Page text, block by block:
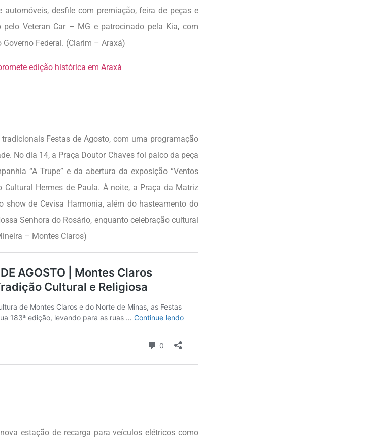
desfile com premiação, feira de peças e
pelo Veteran Car – MG e patrocinado pela Kia, com
Federal. (Clarim – Araxá)
edição histórica em Araxá
Festas de Agosto, com uma programação
No dia 14, a Praça Doutor Chaves foi palco da peça
“A Trupe” e da abertura da exposição “Ventos
Cultural Hermes de Paula. À noite, a Praça da Matriz
show de Cevisa Harmonia, além do hasteamento do
Senhora do Rosário, enquanto celebração cultural
– Montes Claros)
estação de recarga para veículos elétricos como